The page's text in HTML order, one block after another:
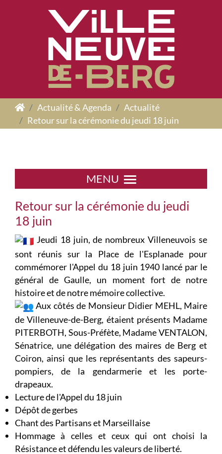
Actualité & Agenda
Actualité
Retour sur la cérémonie du jeudi 18 juin
MENU
Retour sur la cérémonie du jeudi
18 juin
Jeudi 18 juin, de nombreux Villeneuvois se
sont réunis sur la Place de l'Esplanade pour
commémorer l'Appel du 18 juin 1940 lancé par le
général de Gaulle, un moment fort de notre
histoire et de notre mémoire collective.
Aux côtés de Monsieur Didier MEHL, Maire
de Villeneuve-de-Berg, étaient présents Madame
PITERBOTH, Sous-Préfète, Madame VENTALON,
Sénatrice, une délégation des maires de Berg et
Coiron, ainsi que les représentants des sapeurs-
pompiers, de la gendarmerie et les porte-
drapeaux.
Lecture de l'Appel du 18 juin
Dépôt de gerbes
Chant des Partisans et Marseillaise
Hommage à celles et ceux qui ont choisi la
Résistance et défendu les valeurs de liberté.